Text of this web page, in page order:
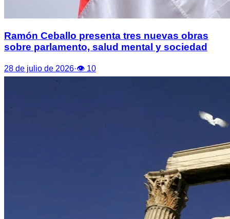
Ramón Ceballo presenta tres nuevas obras
sobre parlamento, salud mental y sociedad
28 de julio de 2026·👁 10